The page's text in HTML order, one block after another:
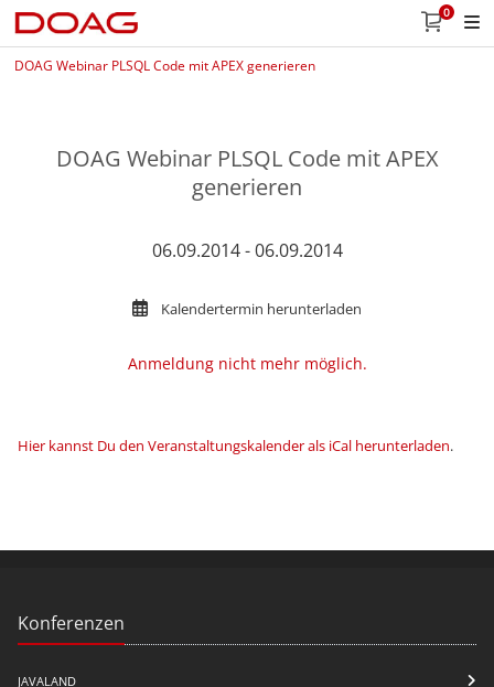
0
DOAG Webinar PLSQL Code mit APEX generieren
DOAG Webinar PLSQL Code mit APEX
generieren
06.09.2014 - 06.09.2014
Kalendertermin herunterladen
Anmeldung nicht mehr möglich.
Hier kannst Du den Veranstaltungskalender als iCal herunterladen.
Konferenzen
JAVALAND